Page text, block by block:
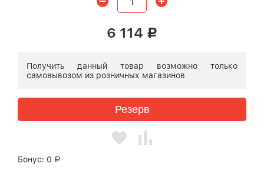
6 114 Р
Получить данный товар возможно только
самовывозом из розничных магазинов
Резерв
Бонус: 0 Р